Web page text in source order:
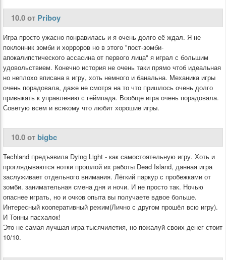
10.0 от Priboy
Игра просто ужасно понравилась и я очень долго её ждал. Я не
поклонник зомби и хорроров но в этого "пост-зомби-
апокалипстического ассасина от первого лица" я играл с большим
удовольствием. Конечно история не очень таки прямо чтоб идеальная
но неплохо вписана в игру, хоть немного и банальна. Механика игры
очень порадовала, даже не смотря на то что пришлось очень долго
привыкать к управлению с геймпада. Вообще игра очень порадовала.
Советую всем и всякому что любит хорошие игры.
10.0 от bigbc
Techland предъявила Dying Light - как самостоятельную игру. Хоть и
проглядываются нотки прошлой их работы Dead Island, данная игра
заслуживает отдельного внимания. Лёгкий паркур с пробежками от
зомби. занимательная смена дня и ночи. И не просто так. Ночью
опаснее играть, но и очков опыта вы получаете вдвое больше.
Интересный кооперативный режим(Лично с другом прошёл всю игру).
И Тонны пасхалок!
Это не самая лучшая игра тысячилетия, но пожалуй своих денег стоит
10/10.